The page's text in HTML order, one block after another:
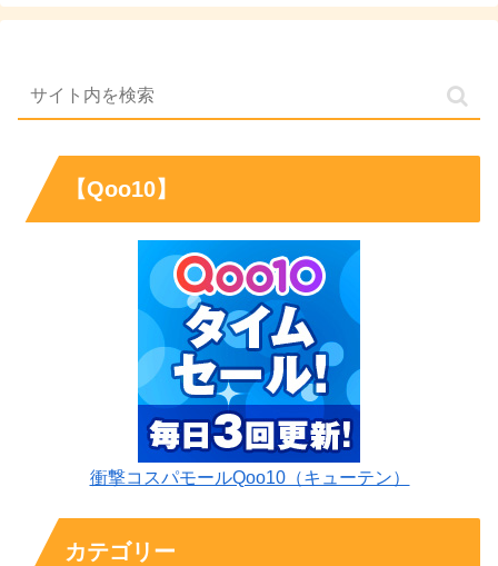
【Qoo10】
衝撃コスパモールQoo10（キューテン）
カテゴリー